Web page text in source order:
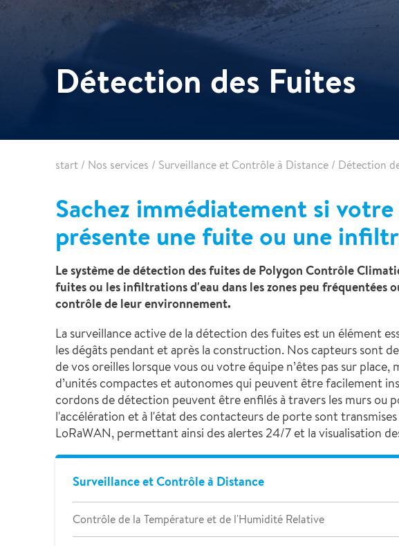
Détection des Fuites
start / Nos services / Surveillance et Contrôle à Distance / Détection
Sachez immédiatement si
présente une fuite ou une
Le système de détection des fuites de Polygon Contrôle
fuites ou les infiltrations d'eau dans les zones peu
contrôle de leur environnement.
La surveillance active de la détection des fuites est un élément
les dégâts pendant et après la construction. Nos capteurs sont
de vos oreilles lorsque vous ou votre équipe n’êtes pas sur
d’unités compactes et autonomes qui peuvent être facilement
cordons de détection peuvent être enfilés à travers les murs ou
l'accélération et à l'état des contacteurs de porte sont
LoRaWAN, permettant ainsi des alertes 24/7 et la visualisation
Surveillance et Contrôle à Distance
Contrôle de la Température et de l'Humidité Relative